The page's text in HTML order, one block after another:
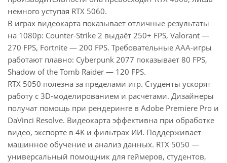
немного уступая RTX 5060.
В играх видеокарта показывает отличные результаты
на 1080p: Counter-Strike 2 выдаёт 250+ FPS, Valorant —
270 FPS, Fortnite — 200 FPS. Требовательные AAA-игры
работают плавно: Cyberpunk 2077 показывает 80 FPS,
Shadow of the Tomb Raider — 120 FPS.
RTX 5050 полезна за пределами игр. Студенты ускорят
работу с 3D-моделированием и расчётами. Дизайнеры
получат помощь при рендеринге в Adobe Premiere Pro и
DaVinci Resolve. Видеокарта эффективна при обработке
видео, экспорте в 4K и фильтрах ИИ. Поддерживает
машинное обучение и анализ данных. RTX 5050 —
универсальный помощник для геймеров, студентов,